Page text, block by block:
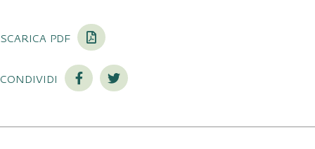
scarica pdf
condividi